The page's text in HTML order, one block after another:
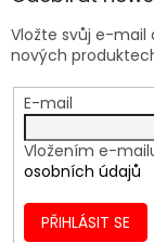
Vložte svůj e-
nových
E-mail
Vložením e-
osobních údajů
PŘIHLÁSIT SE